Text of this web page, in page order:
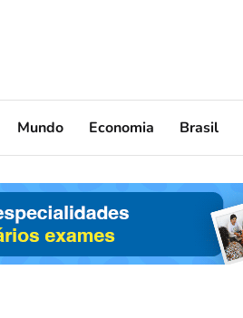
Mundo Economia Brasil